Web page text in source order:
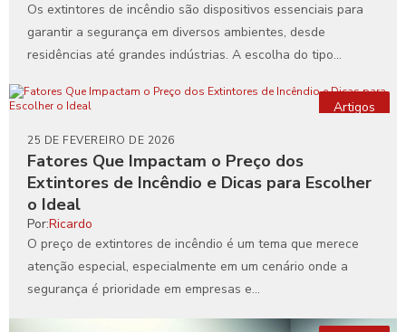
Os extintores de incêndio são dispositivos essenciais para
garantir a segurança em diversos ambientes, desde
residências até grandes indústrias. A escolha do tipo
Artigos
Fatores Que Impactam o Preço dos
Extintores de Incêndio e Dicas para Escolher
o Ideal
25 DE FEVEREIRO DE 2026
Por:Ricardo
O preço de extintores de incêndio é um tema que merece
atenção especial, especialmente em um cenário onde a
segurança é prioridade em empresas e...